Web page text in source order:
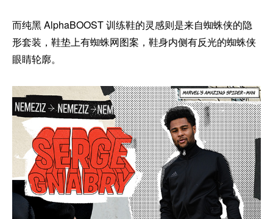
而纯黑 AlphaBOOST 训练鞋的灵感则是来自蜘蛛侠的隐
形套装，鞋垫上有蜘蛛网图案，鞋身内侧有反光的蜘蛛侠
眼睛轮廓。